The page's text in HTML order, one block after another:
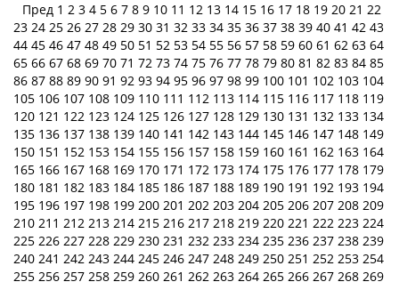
Пред 1 2 3 4 5 6 7 8 9 10 11 12 13 14 15 16 17 18 19 20 21 22
23 24 25 26 27 28 29 30 31 32 33 34 35 36 37 38 39 40 41 42 43
44 45 46 47 48 49 50 51 52 53 54 55 56 57 58 59 60 61 62 63 64
65 66 67 68 69 70 71 72 73 74 75 76 77 78 79 80 81 82 83 84 85
86 87 88 89 90 91 92 93 94 95 96 97 98 99 100 101 102 103 104
105 106 107 108 109 110 111 112 113 114 115 116 117 118 119
120 121 122 123 124 125 126 127 128 129 130 131 132 133 134
135 136 137 138 139 140 141 142 143 144 145 146 147 148 149
150 151 152 153 154 155 156 157 158 159 160 161 162 163 164
165 166 167 168 169 170 171 172 173 174 175 176 177 178 179
180 181 182 183 184 185 186 187 188 189 190 191 192 193 194
195 196 197 198 199 200 201 202 203 204 205 206 207 208 209
210 211 212 213 214 215 216 217 218 219 220 221 222 223 224
225 226 227 228 229 230 231 232 233 234 235 236 237 238 239
240 241 242 243 244 245 246 247 248 249 250 251 252 253 254
255 256 257 258 259 260 261 262 263 264 265 266 267 268 269